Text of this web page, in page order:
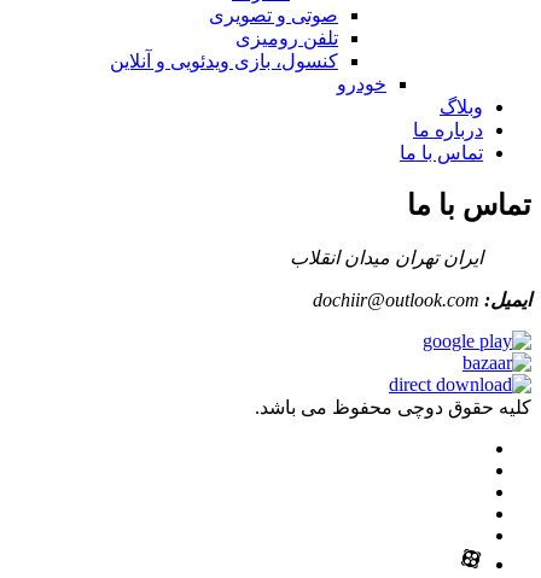
صوتی و تصویری
تلفن رومیزی
کنسول، بازی‌ ویدئویی و آنلاین
خودرو
وبلاگ
درباره ما
تماس با ما
تماس با ما
ایران تهران میدان انقلاب
ایمیل: dochiir@outlook.com
کلیه حقوق دوچی محفوظ می باشد.